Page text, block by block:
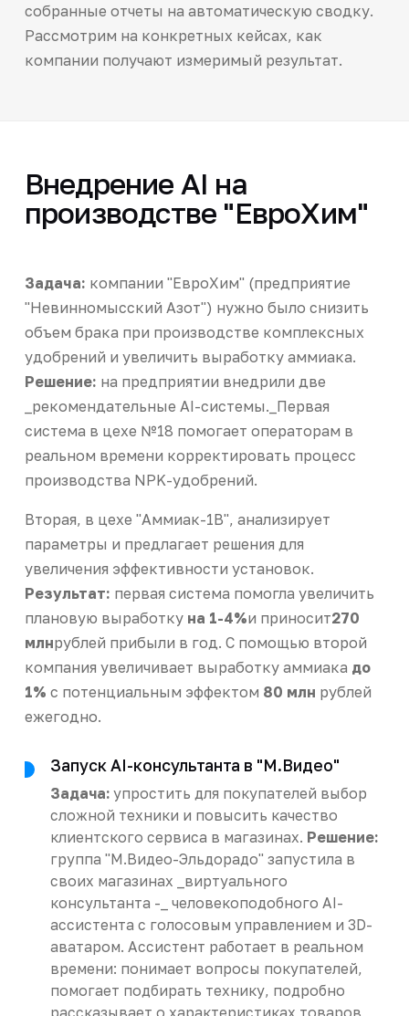
собранные отчеты на автоматическую сводку.
Рассмотрим на конкретных кейсах, как
компании получают измеримый результат.
Внедрение AI на
производстве "ЕвроХим"
Задача: компании "ЕвроХим" (предприятие
"Невинномысский Азот") нужно было снизить
объем брака при производстве комплексных
удобрений и увеличить выработку аммиака.
Решение: на предприятии внедрили две
_рекомендательные AI-системы._Первая
система в цехе №18 помогает операторам в
реальном времени корректировать процесс
производства NPK-удобрений.
Вторая, в цехе "Аммиак-1В", анализирует
параметры и предлагает решения для
увеличения эффективности установок.
Результат: первая система помогла увеличить
плановую выработку на 1-4%и приносит270
млнрублей прибыли в год. С помощью второй
компания увеличивает выработку аммиака до
1% с потенциальным эффектом 80 млн рублей
ежегодно.
Запуск AI-консультанта в "М.Видео"
Задача:упростить для покупателей выбор
сложной техники и повысить качество
клиентского сервиса в магазинах. Решение:
группа "М.Видео-Эльдорадо" запустила в
своих магазинах _виртуального
консультанта -_ человекоподобного AI-
ассистента с голосовым управлением и 3D-
аватаром. Ассистент работает в реальном
времени: понимает вопросы покупателей,
помогает подбирать технику, подробно
рассказывает о характеристиках товаров,